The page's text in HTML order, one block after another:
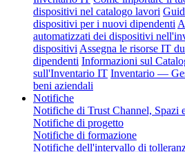
dispositivi nel catalogo lavori
dispositivi per i nuovi dipendenti
automatizzati dei dispositivi
dispositivi Assegna le risorse IT
dipendenti Informazioni sul
sull'Inventario IT Inventario —
beni aziendali
Notifiche
Notifiche di Trust Channel, Spazi
Notifiche di progetto
Notifiche di formazione
Notifiche dell'intervallo di